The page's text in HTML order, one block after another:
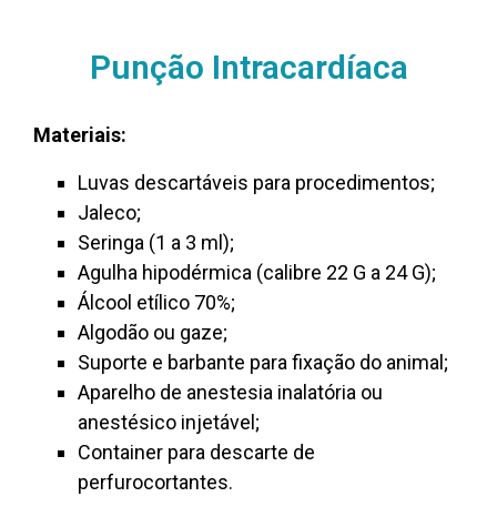
Punção Intracardíaca
Materiais:
Luvas descartáveis para procedimentos;
Jaleco;
Seringa (1 a 3 ml);
Agulha hipodérmica (calibre 22 G a 24 G);
Álcool etílico 70%;
Algodão ou gaze;
Suporte e barbante para fixação do animal;
Aparelho de anestesia inalatória ou
anestésico injetável;
Container para descarte de
perfurocortantes.